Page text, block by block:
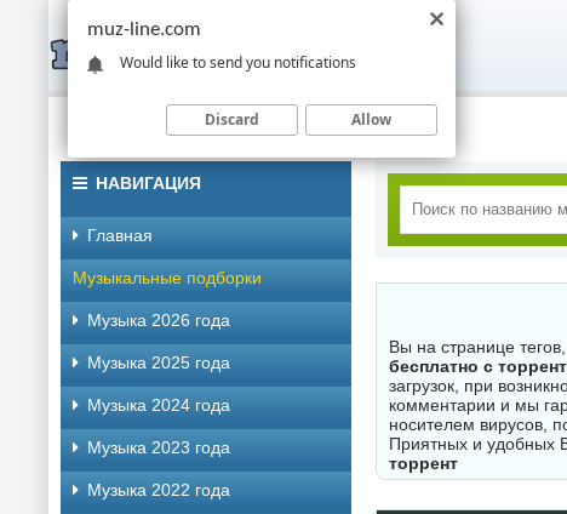
Вы на странице
бесплатно с
загрузок, при
комментарии и мы
носителем вирусов,
Приятных и удобных
торрент
НАВИГАЦИЯ
Главная
Музыкальные подборки
Музыка 2026 года
Музыка 2025 года
Музыка 2024 года
Музыка 2023 года
Музыка 2022 года
muz-line.com
Would like to send you notifications
Discard Allow